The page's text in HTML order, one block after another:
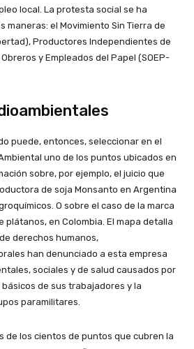
local. La protesta social se ha
maneras: el Movimiento Sin Tierra de
Productores Independientes de
y Empleados del Papel (SOEP-
puede, entonces, seleccionar en el
uno de los puntos ubicados en
sobre, por ejemplo, el juicio que
de soja Monsanto en Argentina
O sobre el caso de la marca
plátanos, en Colombia. El mapa detalla
derechos humanos,
han denunciado a esta empresa
sociales y de salud causados por
de sus trabajadores y la
paramilitares.
de los cientos de puntos que cubren la